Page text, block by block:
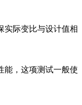
实际变比与设计值相
能，这项测试一般使